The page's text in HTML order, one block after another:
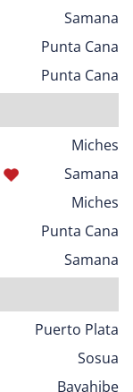
Samana
Punta Cana
Punta Cana
Miches
Samana
Miches
Punta Cana
Samana
Puerto Plata
Sosua
Bayahibe